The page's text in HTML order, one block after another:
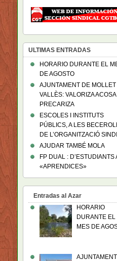
ULTIMAS ENTRADAS
HORARIO DURANTE EL
DE AGOSTO
AJUNTAMENT DE
VALLÈS: VALORIZA
PRECARIZA
ESCOLES I INSTITUTS
PÚBLICS, A LES
DE L’ORGANITZACIÓ
AJUDAR TAMBÉ MOLA
FP DUAL : D’ESTUDIANTS
«APRENDICES»
Entradas al Azar
HORARIO
DURANTE EL
MES DE